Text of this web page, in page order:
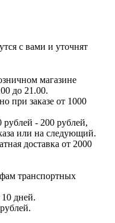
с вами и уточнят
магазине
до 21.00.
при заказе от 1000
рублей - 200 рублей,
или на следующий.
доставка от 2000
транспортных
дней.